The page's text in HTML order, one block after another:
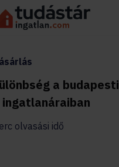
a budapesti
olvasási idő